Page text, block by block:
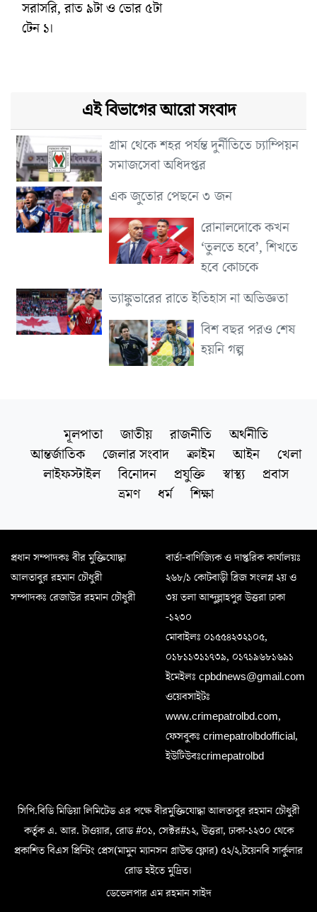
সরাসরি, রাত ৯টা ও ভোর ৫টা
টেন ১।
এই বিভাগের আরো সংবাদ
গ্রাম থেকে শহর পর্যন্ত দুর্নীতিতে চ্যাম্পিয়ন
সমাজসেবা অধিদপ্তর
এক জুতোর পেছনে ৩ জন
রোনালদোকে কখন
‘তুলতে হবে’, শিখতে
হবে কোচকে
ভ্যাঙ্কুভারের রাতে ইতিহাস না অভিজ্ঞতা
বিশ বছর পরও শেষ
হয়নি গল্প
মূলপাতা জাতীয় রাজনীতি
অর্থনীতি
আন্তর্জাতিক
জেলার সংবাদ ক্রাইম আইন
খেলা
লাইফস্টাইল
বিনোদন প্রযুক্তি স্বাস্থ্য
প্রবাস
ভ্রমণ
ধর্ম শিক্ষা
প্রধান সম্পাদকঃ বীর মুক্তিযোদ্ধা
আলতাবুর রহমান চৌধুরী
সম্পাদকঃ রেজাউর রহমান চৌধুরী
বার্তা-বাণিজ্যিক ও দাপ্তরিক কার্যালয়ঃ
২৬৮/১ কোটবাড়ী ব্রিজ সংলগ্ন ২য় ও
৩য় তলা আব্দুল্লাহপুর উত্তরা ঢাকা
-১২৩০
মোবাইলঃ ০১৫৫৪২৩২১০৫,
০১৮১১৩১১৭৩৯, ০১৭১৯৬৮১৬৯১
ইমেইলঃ cpbdnews@gmail.com
ওয়েবসাইটঃ
www.crimepatrolbd.com,
ফেসবুকঃ crimepatrolbdofficial,
ইউটিউবঃcrimepatrolbd
সিপি.বিডি মিডিয়া লিমিটেড এর পক্ষে বীরমুক্তিযোদ্ধা আলতাবুর রহমান চৌধুরী
কর্তৃক এ. আর. টাওয়ার, রোড #০১, সেক্টর#১২, উত্তরা, ঢাকা-১২৩০ থেকে
প্রকাশিত বিএস প্রিন্টিং প্রেস(মামুন ম্যানসন গ্রাউন্ড ফ্লোর) ৫২/২,টয়েনবি সার্কুলার
রোড হইতে মুদ্রিত।
ডেভেলপার এম রহমান সাইদ